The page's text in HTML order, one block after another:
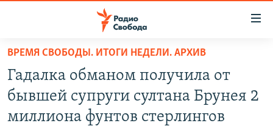
упрощенного
доступа
Вернуться
основному
ПОДКАСТЫ
АВТОРСКИЕ ПРОЕКТЫ
ВРЕМЯ СВОБОДЫ. ИТОГИ НЕДЕЛИ. АРХИВ
Гадалка обманом получила от
бывшей супруги султана Брунея 2
миллиона фунтов стерлингов